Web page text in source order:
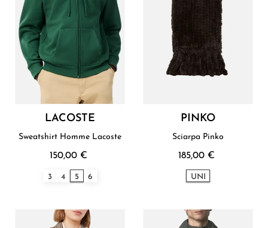
LACOSTE
Sweatshirt Homme Lacoste
150,00 €
3 4 5 6
PINKO
Sciarpa Pinko
185,00 €
UNI